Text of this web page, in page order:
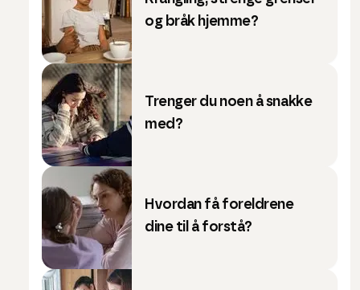
og bråk hjemme?
Trenger du noen å snakke
med?
Hvordan få foreldrene
dine til å forstå?